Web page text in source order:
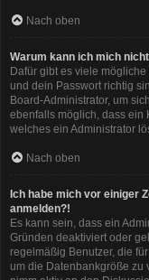
Nach oben
Warum kann ich mich
Dafür gibt es viele
und dein Passwort richtig
Board-Administrator, um
ebenfalls möglich, dass ein
welches ein Administrator
Nach oben
Ich habe mich vor einiger
anmelden?!
Es kann sein, dass ein
Gründen deaktiviert oder
regelmäßig Benutzer, die
um die Datenbankgröße zu